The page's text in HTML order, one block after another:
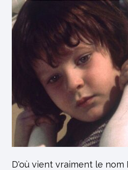
D'où vient vraiment le nom